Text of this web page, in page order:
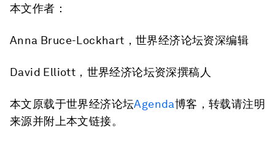
本文作者：
Anna Bruce-Lockhart，世界经济论坛资深编辑
David Elliott，世界经济论坛资深撰稿人
本文原载于世界经济论坛Agenda博客，转载请注明
来源并附上本文链接。